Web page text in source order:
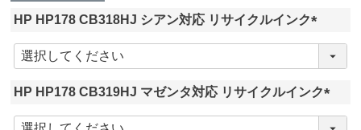
HP HP178 CB318HJ シアン対応 リサイクルインク
(
)
HP HP178 CB319HJ マゼンタ対応 リサイクルインク
(